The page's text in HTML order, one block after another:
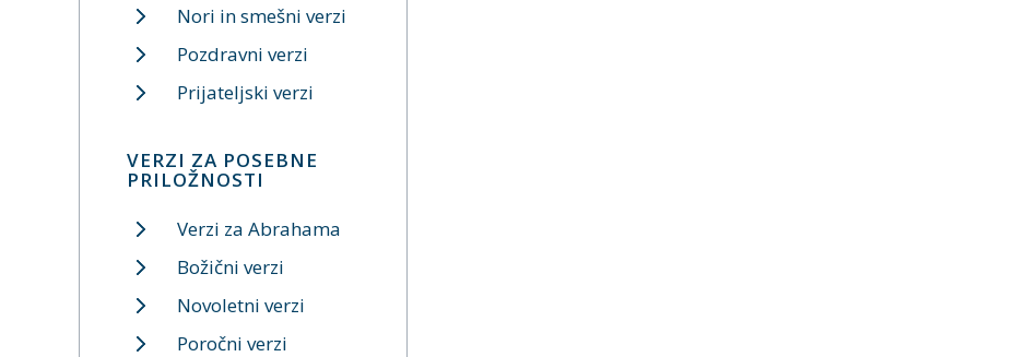
Nori in smešni verzi
Pozdravni verzi
Prijateljski verzi
VERZI ZA POSEBNE
PRILOŽNOSTI
Verzi za Abrahama
Božični verzi
Novoletni verzi
Poročni verzi